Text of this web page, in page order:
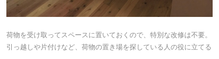
荷物を受け取ってスペースに置いておくので、特別な改修は不要。
引っ越しや片付けなど、荷物の置き場を探している人の役に立てる